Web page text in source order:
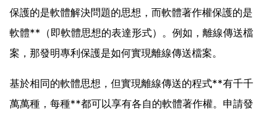
保護的是軟體解決問題的思想，而軟體著作權保護的是
軟體**（即軟體思想的表達形式）。例如，離線傳送檔
案，那發明專利保護是如何實現離線傳送檔案。
基於相同的軟體思想，但實現離線傳送的程式**有千千
萬萬種，每種**都可以享有各自的軟體著作權。申請發